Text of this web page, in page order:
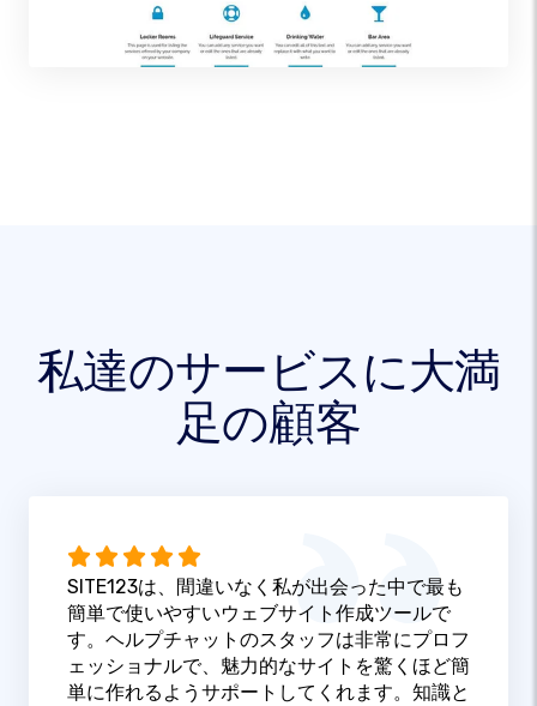
私達のサービスに大満
足の顧客
SITE123は、間違いなく私が出会った中で最も
簡単で使いやすいウェブサイト作成ツールで
す。ヘルプチャットのスタッフは非常にプロフ
ェッショナルで、魅力的なサイトを驚くほど簡
単に作れるようサポートしてくれます。知識と